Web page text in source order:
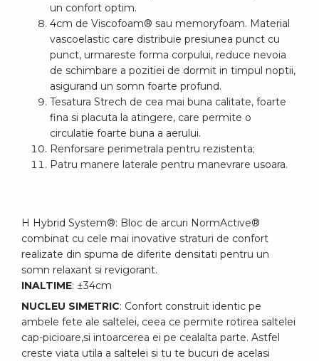
un confort optim.
4cm de Viscofoam® sau memoryfoam. Material
vascoelastic care distribuie presiunea punct cu
punct, urmareste forma corpului, reduce nevoia
de schimbare a pozitiei de dormit in timpul noptii,
asigurand un somn foarte profund.
Tesatura Strech de cea mai buna calitate, foarte
fina si placuta la atingere, care permite o
circulatie foarte buna a aerului.
Renforsare perimetrala pentru rezistenta;
Patru manere laterale pentru manevrare usoara.
H Hybrid System®: Bloc de arcuri NormActive®
combinat cu cele mai inovative straturi de confort
realizate din spuma de diferite densitati pentru un
somn relaxant si revigorant.
INALTIME: ±34cm
NUCLEU SIMETRIC: Confort construit identic pe
ambele fete ale saltelei, ceea ce permite rotirea saltelei
cap-picioare,si intoarcerea ei pe cealalta parte. Astfel
creste viata utila a saltelei si tu te bucuri de acelasi